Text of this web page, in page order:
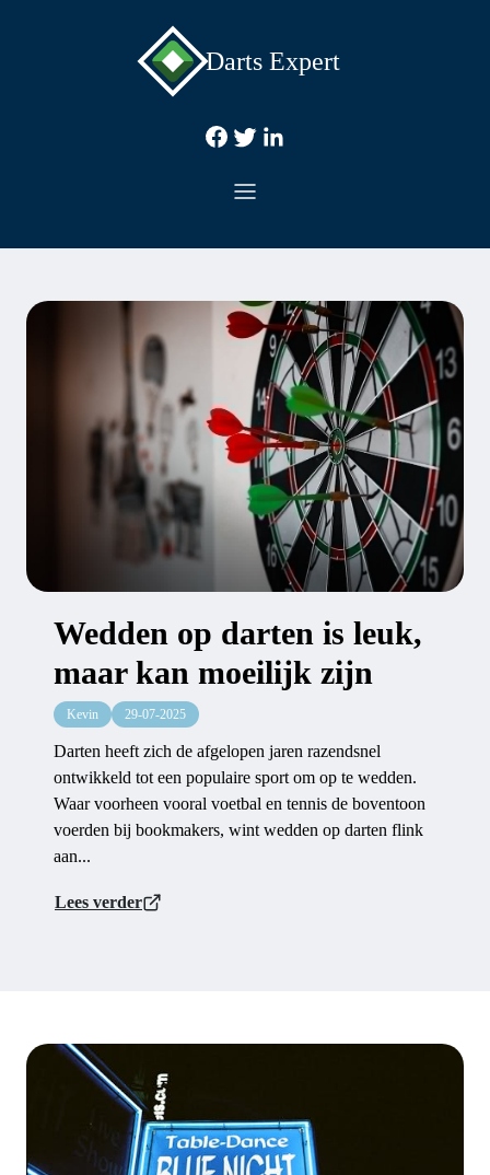
Darts Expert
Wedden op darten is leuk,
maar kan moeilijk zijn
Kevin 29-07-2025
Darten heeft zich de afgelopen jaren razendsnel
ontwikkeld tot een populaire sport om op te wedden.
Waar voorheen vooral voetbal en tennis de boventoon
voerden bij bookmakers, wint wedden op darten flink
aan...
Lees verder